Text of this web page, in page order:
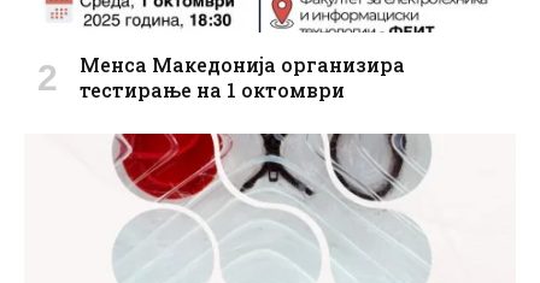
Менса Македонија организира
тестирање на 1 октомври